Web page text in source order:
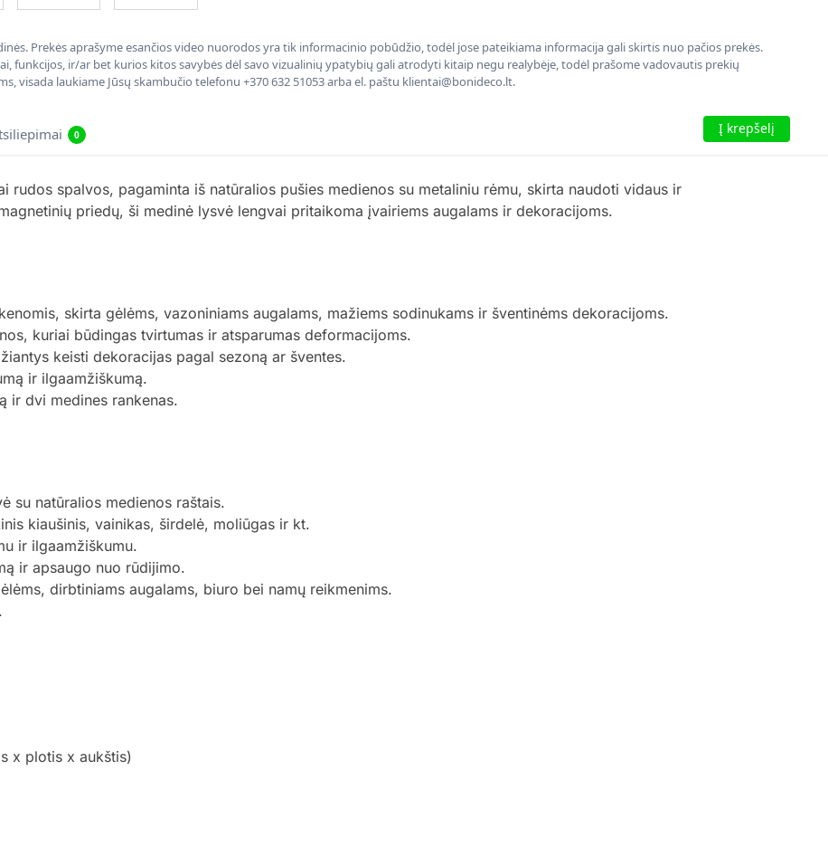
Prekės aprašyme esančios video nuorodos yra tik informacinio pobūdžio, todėl jose pateikiama informacija gali skirtis nuo pačios prekės.
funkcijos, ir/ar bet kurios kitos savybės dėl savo vizualinių ypatybių gali atrodyti kitaip negu realybėje, todėl prašome vadovautis prekių
visada laukiame Jūsų skambučio telefonu +370 632 51053 arba el. paštu klientai@bonideco.lt.
0 Į krepšelį
spalvos, pagaminta iš natūralios pušies medienos su metaliniu rėmu, skirta naudoti vidaus ir
priedų, ši medinė lysvė lengvai pritaikoma įvairiems augalams ir dekoracijoms.
skirta gėlėms, vazoniniams augalams, mažiems sodinukams ir šventinėms dekoracijoms.
kuriai būdingas tvirtumas ir atsparumas deformacijoms.
keisti dekoracijas pagal sezoną ar šventes.
ir ilgaamžiškumą.
ir dvi medines rankenas.
su natūralios medienos raštais.
kiaušinis, vainikas, širdelė, moliūgas ir kt.
ir ilgaamžiškumu.
ir apsaugo nuo rūdijimo.
dirbtiniams augalams, biuro bei namų reikmenims.
x plotis x aukštis)